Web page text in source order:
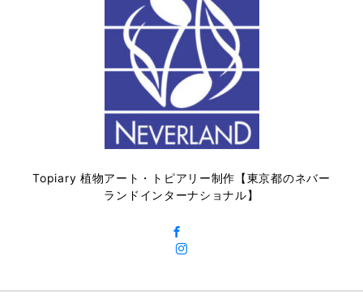
Topiary 植物アート・トピアリー制作【東京都のネバー
ランドインターナショナル】